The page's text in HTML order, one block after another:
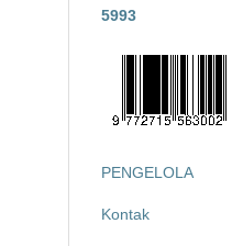
5993
PENGELOLA
Kontak